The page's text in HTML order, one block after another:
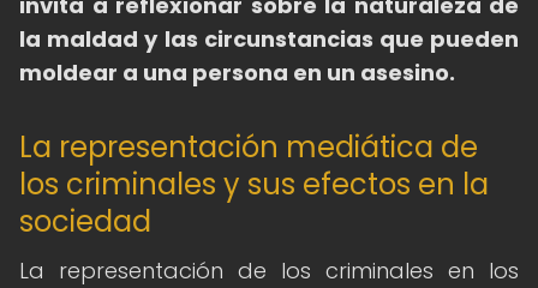
la maldad y las circunstancias que pueden
moldear a una persona en un asesino.
La representación mediática de
los criminales y sus efectos en la
sociedad
La representación de los criminales en los